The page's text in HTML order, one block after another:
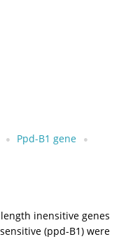
Ppd-B1 gene
inensitive genes
(ppd-B1) were